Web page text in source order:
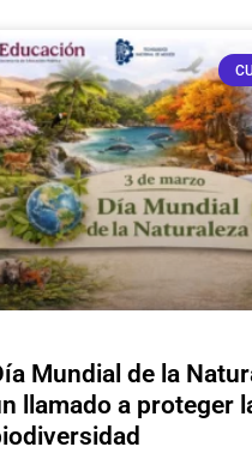
Mundial de la
llamado a proteger